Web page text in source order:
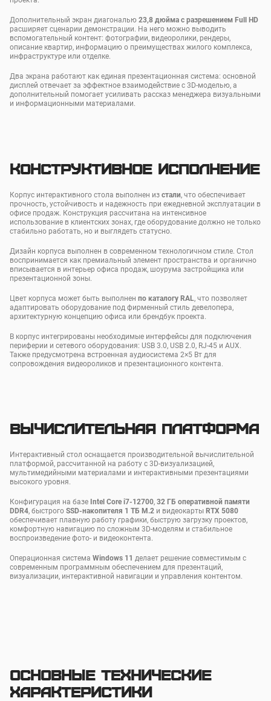
Дополнительный экран диагональю 23,8 дюйма с разрешением Full HD
расширяет сценарии демонстрации. На него можно выводить
вспомогательный контент: фотографии, видеоролики, рендеры,
описание квартир, информацию о преимуществах жилого комплекса,
инфраструктуре или отделке.
Два экрана работают как единая презентационная система: основной
дисплей отвечает за эффектное взаимодействие с 3D-моделью, а
дополнительный помогает усиливать рассказ менеджера визуальными
и информационными материалами.
Конструктивное исполнение
Корпус интерактивного стола выполнен из стали, что обеспечивает
прочность, устойчивость и надежность при ежедневной эксплуатации в
офисе продаж. Конструкция рассчитана на интенсивное
использование в клиентских зонах, где оборудование должно не только
стабильно работать, но и выглядеть статусно.
Дизайн корпуса выполнен в современном технологичном стиле. Стол
воспринимается как премиальный элемент пространства и органично
вписывается в интерьер офиса продаж, шоурума застройщика или
презентационной зоны.
Цвет корпуса может быть выполнен по каталогу RAL, что позволяет
адаптировать оборудование под фирменный стиль девелопера,
архитектурную концепцию офиса или брендбук проекта.
В корпус интегрированы необходимые интерфейсы для подключения
периферии и сетевого оборудования: USB 3.0, USB 2.0, RJ-45 и AUX.
Также предусмотрена встроенная аудиосистема 2×5 Вт для
сопровождения видеороликов и презентационного контента.
Вычислительная платформа
Интерактивный стол оснащается производительной вычислительной
платформой, рассчитанной на работу с 3D-визуализацией,
мультимедийными материалами и интерактивными презентациями
высокого уровня.
Конфигурация на базе Intel Core i7-12700, 32 ГБ оперативной памяти
DDR4, быстрого SSD-накопителя 1 ТБ M.2 и видеокарты RTX 5080
обеспечивает плавную работу графики, быструю загрузку проектов,
комфортную навигацию по сложным 3D-моделям и стабильное
воспроизведение фото- и видеоконтента.
Операционная система Windows 11 делает решение совместимым с
современным программным обеспечением для презентаций,
визуализации, интерактивной навигации и управления контентом.
Основные технические
характеристики